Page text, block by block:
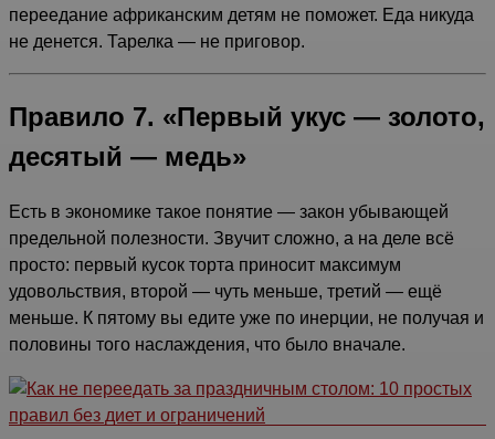
переедание африканским детям не поможет. Еда никуда
не денется. Тарелка — не приговор.
Правило 7. «Первый укус — золото,
десятый — медь»
Есть в экономике такое понятие — закон убывающей
предельной полезности. Звучит сложно, а на деле всё
просто: первый кусок торта приносит максимум
удовольствия, второй — чуть меньше, третий — ещё
меньше. К пятому вы едите уже по инерции, не получая и
половины того наслаждения, что было вначале.